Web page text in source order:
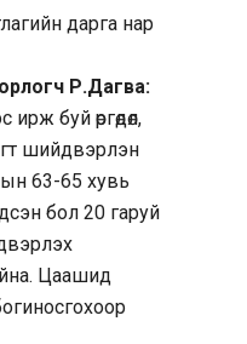
дарга нар
Р.Дагва:
буй өргөдөл,
шийдвэрлэн
63-65 хувь
бол 20 гаруй
Цаашид